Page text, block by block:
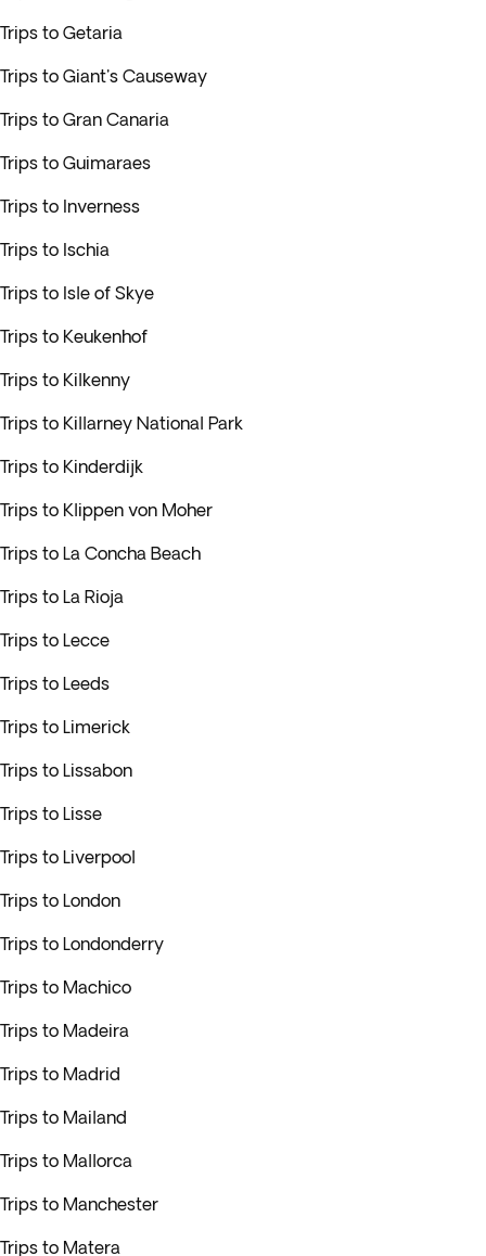
Trips to Getaria
Trips to Giant's Causeway
Trips to Gran Canaria
Trips to Guimaraes
Trips to Inverness
Trips to Ischia
Trips to Isle of Skye
Trips to Keukenhof
Trips to Kilkenny
Trips to Killarney National Park
Trips to Kinderdijk
Trips to Klippen von Moher
Trips to La Concha Beach
Trips to La Rioja
Trips to Lecce
Trips to Leeds
Trips to Limerick
Trips to Lissabon
Trips to Lisse
Trips to Liverpool
Trips to London
Trips to Londonderry
Trips to Machico
Trips to Madeira
Trips to Madrid
Trips to Mailand
Trips to Mallorca
Trips to Manchester
Trips to Matera